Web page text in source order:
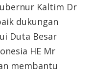
Kaltim Dr
dukungan
Duta Besar
HE Mr
membantu